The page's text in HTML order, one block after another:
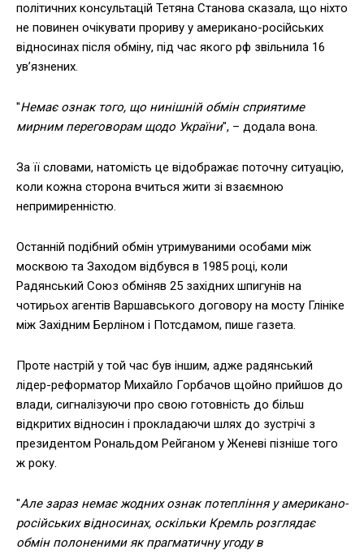
політичних консультацій Тетяна Станова сказала, що ніхто
не повинен очікувати прориву у американо-російських
відносинах після обміну, під час якого рф звільнила 16
ув’язнених.
"Немає ознак того, що нинішній обмін сприятиме
мирним переговорам щодо України", – додала вона.
За її словами, натомість це відображає поточну ситуацію,
коли кожна сторона вчиться жити зі взаємною
непримиренністю.
Останній подібний обмін утримуваними особами між
москвою та Заходом відбувся в 1985 році, коли
Радянський Союз обміняв 25 західних шпигунів на
чотирьох агентів Варшавського договору на мосту Глініке
між Західним Берліном і Потсдамом, пише газета.
Проте настрій у той час був іншим, адже радянський
лідер-реформатор Михайло Горбачов щойно прийшов до
влади, сигналізуючи про свою готовність до більш
відкритих відносин і прокладаючи шлях до зустрічі з
президентом Рональдом Рейганом у Женеві пізніше того
ж року.
"Але зараз немає жодних ознак потепління у американо-
російських відносинах, оскільки Кремль розглядає
обмін полоненими як прагматичну угоду в